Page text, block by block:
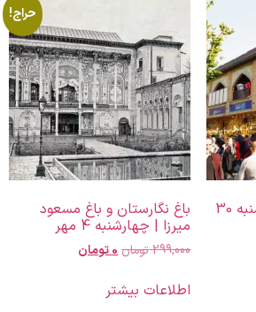
بازار بزرگ تهران | پنجشنبه 30
حراج!
باغ نگارستان و باغ مسعود
میرزا | چهارشنبه 4 مهر
299,000تومان0تومان
اطلاعات بیشتر